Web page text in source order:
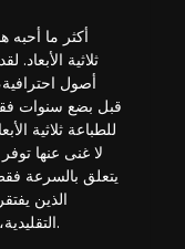
أكثر ما أحبه
ثلاثية
أصول
قبل بضع سنوات
للطباعة ثلاثية
لا غنى عنها
يتعلق بالسرعة
الذين
التقليدية، مما يجعلها الفائز الواضح لعام 2026.